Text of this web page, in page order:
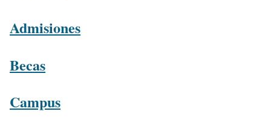
Admisiones
Becas
Campus